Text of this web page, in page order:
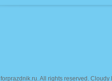
forprazdnik.ru. All rights reserved.